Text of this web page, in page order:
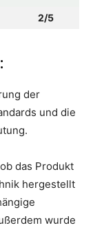
2/5
:
der
und die
das Produkt
hergestellt
wurde